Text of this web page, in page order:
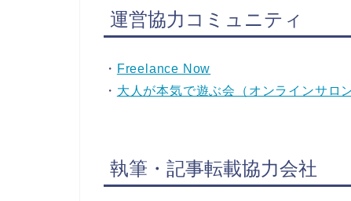
運営協力コミュニティ
・ Freelance Now
・ 大人が本気で遊ぶ会（オンラインサロン
執筆・記事転載協力会社